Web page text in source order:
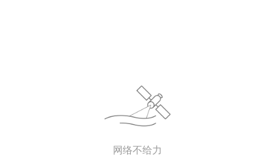
网络不给力